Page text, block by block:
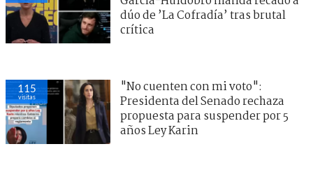
dúo de ’La Cofradía’ tras brutal
crítica
115
visitas
"No cuenten con mi voto":
Presidenta del Senado rechaza
propuesta para suspender por 5
años Ley Karin